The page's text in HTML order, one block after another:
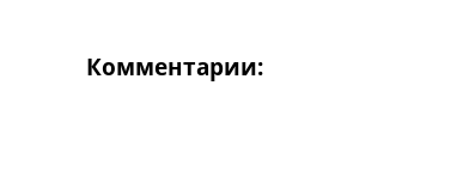
Англия. Премьер-Лига
Испания. Ла Лига
Комментарии: